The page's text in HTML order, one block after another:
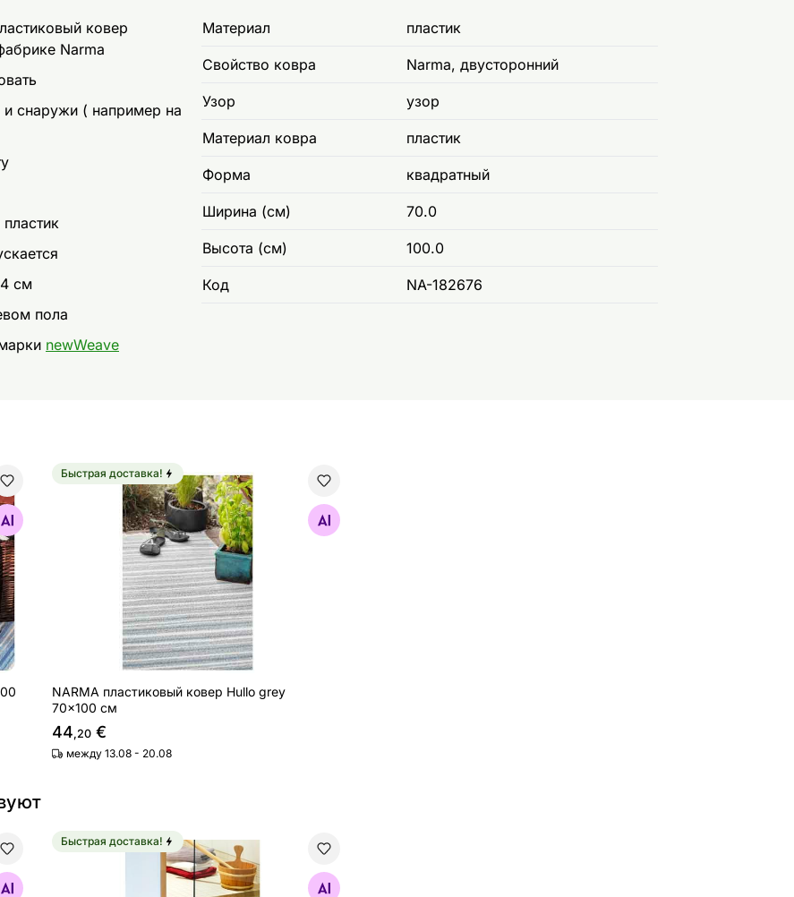
ковер
Narma
снаружи ( например на
см
пола
newWeave
Материал пластик
Свойство ковра Narma, двусторонний
Узор узор
Материал ковра пластик
Форма квадратный
Ширина (см) 70.0
Высота (см) 100.0
Код NA-182676
см
NARMA пластиковый ковер Hullo grey 70x100 см
Найдите похожие
Быстрая доставка!
NARMA пластиковый ковер Hullo grey
70x100 см
44,20 €
между 13.08 - 20.08
white 70x100 см
NARMA пластиковый ковер Diby black-cream 70x100 см
Найдите похожие
Быстрая доставка!